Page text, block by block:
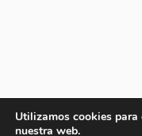
Utilizamos cookies para
nuestra web.